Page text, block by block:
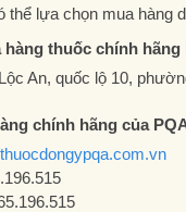
thể lựa chọn mua hàng
thuốc chính hãng
An, quốc lộ 10,
chính hãng của